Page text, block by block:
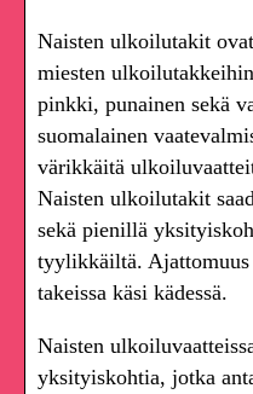
Naisten ulkoilutakit
miesten
pinkki, punainen sekä
suomalainen
värikkäitä
Naisten ulkoilutakit
sekä pienillä
tyylikkäiltä.
takeissa käsi kädessä.
Naisten
yksityiskohtia, jotka